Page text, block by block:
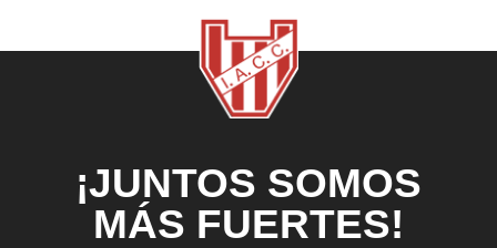
¡JUNTOS SOMOS
MÁS FUERTES!